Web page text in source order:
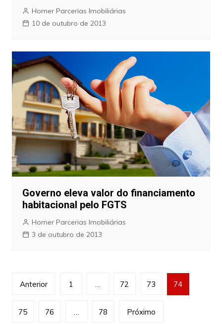
Homer Parcerias Imobiliárias
10 de outubro de 2013
Governo eleva valor do financiamento
habitacional pelo FGTS
Homer Parcerias Imobiliárias
3 de outubro de 2013
Navegação
posts
Anterior 1 … 72 73 74
75 76 … 78 Próximo